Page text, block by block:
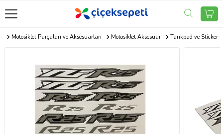
Motosiklet Parçaları ve Aksesuarları Motosiklet Aksesuar Tankpad ve Sticker